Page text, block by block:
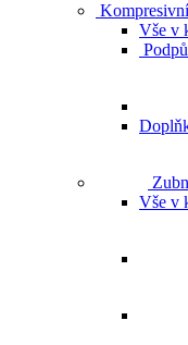
Vše v
Vše